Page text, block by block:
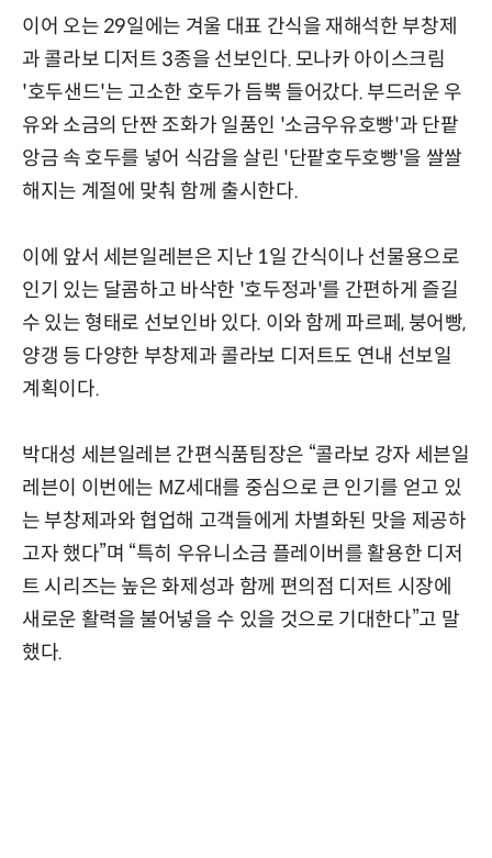
이어 오는 29일에는 겨울 대표 간식을 재해석한 부창제
과 콜라보 디저트 3종을 선보인다. 모나카 아이스크림
'호두샌드'는 고소한 호두가 듬뿍 들어갔다. 부드러운 우
유와 소금의 단짠 조화가 일품인 '소금우유호빵'과 단팥
앙금 속 호두를 넣어 식감을 살린 '단팥호두호빵'을 쌀쌀
해지는 계절에 맞춰 함께 출시한다.
이에 앞서 세븐일레븐은 지난 1일 간식이나 선물용으로
인기 있는 달콤하고 바삭한 '호두정과'를 간편하게 즐길
수 있는 형태로 선보인바 있다. 이와 함께 파르페, 붕어빵,
양갱 등 다양한 부창제과 콜라보 디저트도 연내 선보일
계획이다.
박대성 세븐일레븐 간편식품팀장은 “콜라보 강자 세븐일
레븐이 이번에는 MZ세대를 중심으로 큰 인기를 얻고 있
는 부창제과와 협업해 고객들에게 차별화된 맛을 제공하
고자 했다”며 “특히 우유니소금 플레이버를 활용한 디저
트 시리즈는 높은 화제성과 함께 편의점 디저트 시장에
새로운 활력을 불어넣을 수 있을 것으로 기대한다”고 말
했다.